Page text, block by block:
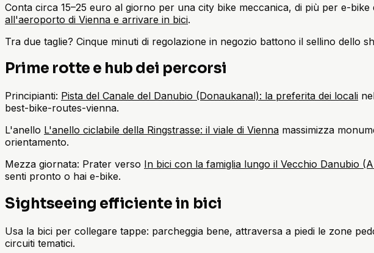
Conta circa 15–25 euro al giorno per una city bike meccanica, di più per e-
all'aeroporto di Vienna e arrivare in bici.
Tra due taglie? Cinque minuti di regolazione in negozio battono il sellino dello
Prime rotte e hub dei percorsi
Principianti: Pista del Canale del Danubio (Donaukanal): la preferita dei locali
best-bike-routes-vienna.
L'anello L'anello ciclabile della Ringstrasse: il viale di Vienna massimizza
orientamento.
Mezza giornata: Prater verso In bici con la famiglia lungo il Vecchio Danubio
senti pronto o hai e-bike.
Sightseeing efficiente in bici
Usa la bici per collegare tappe: parcheggia bene, attraversa a piedi le zone
circuiti tematici.